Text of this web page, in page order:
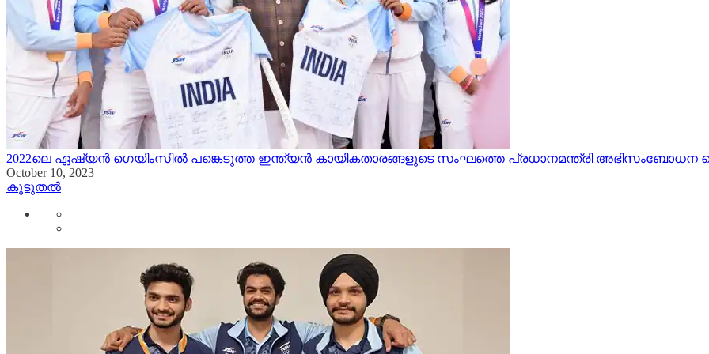
2022ലെ ഏഷ്യൻ ഗെയിംസിൽ പങ്കെടുത്ത ഇന്ത്യൻ കായികതാരങ്ങളുടെ സംഘത്തെ പ്രധാനമന്ത്രി അഭിസംബോധന
October 10, 2023
കൂടുതൽ